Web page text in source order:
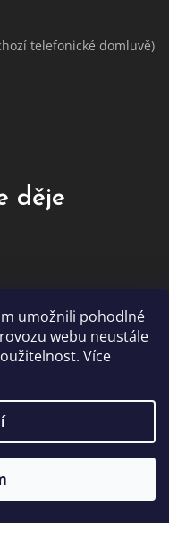
umožnili pohodlné
webu neustále
Více
telefonické domluvě)
děje